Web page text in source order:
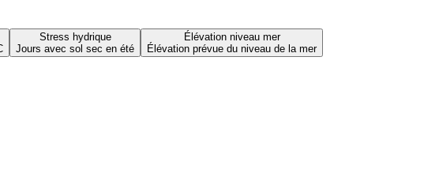
Stress hydrique
Jours avec sol sec en été
Élévation niveau mer
Élévation prévue du niveau de la mer